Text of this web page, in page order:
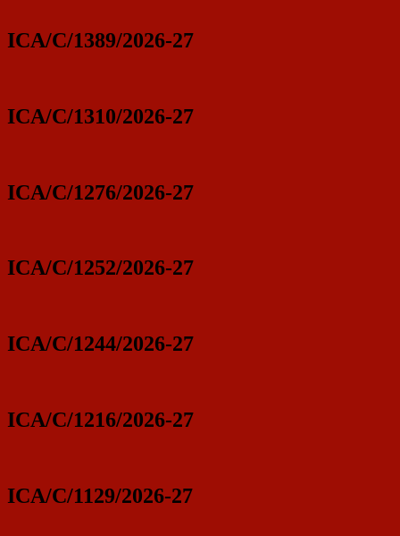
ICA/C/1389/2026-27
ICA/C/1310/2026-27
ICA/C/1276/2026-27
ICA/C/1252/2026-27
ICA/C/1244/2026-27
ICA/C/1216/2026-27
ICA/C/1129/2026-27